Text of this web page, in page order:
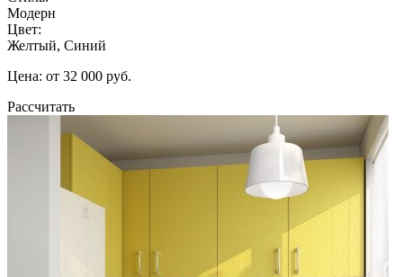
Модерн
Цвет:
Желтый, Синий
Цена: от 32 000 руб.
Рассчитать